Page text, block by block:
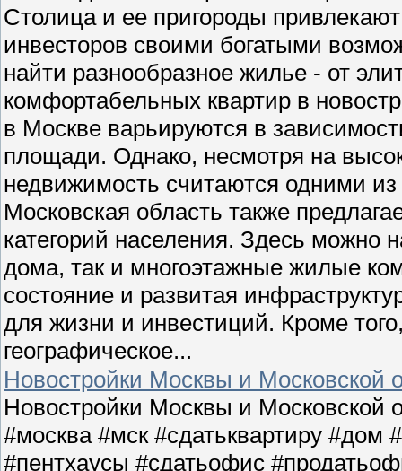
Столица и ее пригороды
инвесторов своими богатыми
найти разнообразное жилье - от
комфортабельных квартир в
в Москве варьируются в
площади. Однако, несмотря на
недвижимость считаются одними
Московская область также
категорий населения. Здесь можно
дома, так и многоэтажные жилые
состояние и развитая
для жизни и инвестиций. Кроме
географическое...
Новостройки Москвы и Московской
Новостройки Москвы и Московской
#москва #мск #сдатьквартиру #дом
#пентхаусы #сдатьофис